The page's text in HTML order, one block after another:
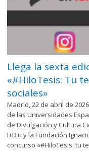
Llega la sexta
«#HiloTesis: Tu
sociales»
Madrid, 22 de abril de
de las Universidades
de Divulgación y Cultura
I+D+i y la Fundación
concurso «#HiloTesis: tu